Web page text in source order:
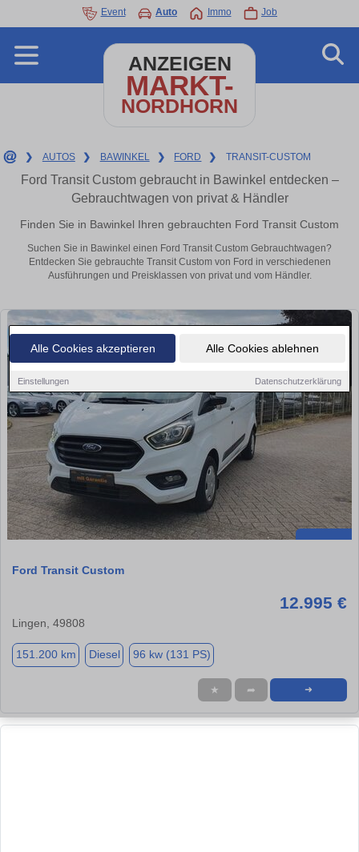
Alle Cookies akzeptieren Alle Cookies ablehnen
Einstellungen Datenschutzerklärung
Event Auto Immo Job
ANZEIGEN
MARKT-
NORDHORN
❯ AUTOS ❯ BAWINKEL ❯ FORD ❯ TRANSIT-CUSTOM
Ford Transit Custom gebraucht in Bawinkel entdecken –
Gebrauchtwagen von privat & Händler
Finden Sie in Bawinkel Ihren gebrauchten Ford Transit Custom
Suchen Sie in Bawinkel einen Ford Transit Custom Gebrauchtwagen?
Entdecken Sie gebrauchte Transit Custom von Ford in verschiedenen
Ausführungen und Preisklassen von privat und vom Händler.
Ford Transit Custom
12.995 €
Lingen, 49808
151.200 km Diesel 96 kw (131 PS)
★ ➦ ➜